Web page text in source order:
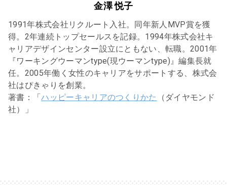
金澤 悦子
1991年株式会社リクルート入社。同年新人MVP賞を獲
得。2年連続トップセールスを記録。1994年株式会社キ
ャリアデザインセンター設立にともない、転職。2001年
『ワーキングウーマンtype(現ウーマンtype)』編集長就
任。2005年働く女性のキャリアをサポートする、株式会
社はぴきゃりを創業。
著書：「ハッピーキャリアのつくりかた
（ダイヤモンド
社）」